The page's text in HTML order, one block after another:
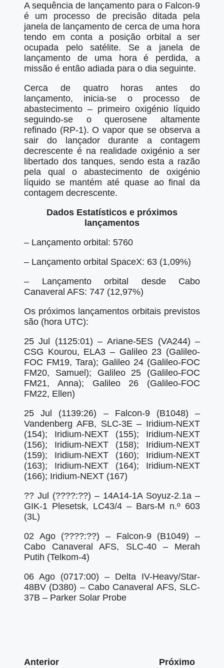
A sequência de lançamento para o Falcon-9
é um processo de precisão ditada pela
janela de lançamento de cerca de uma hora
tendo em conta a posição orbital a ser
ocupada pelo satélite. Se a janela de
lançamento de uma hora é perdida, a
missão é então adiada para o dia seguinte.
Cerca de quatro horas antes do
lançamento, inicia-se o processo de
abastecimento – primeiro oxigénio líquido
seguindo-se o querosene altamente
refinado (RP-1). O vapor que se observa a
sair do lançador durante a contagem
decrescente é na realidade oxigénio a ser
libertado dos tanques, sendo esta a razão
pela qual o abastecimento de oxigénio
líquido se mantém até quase ao final da
contagem decrescente.
Dados Estatísticos e próximos
lançamentos
– Lançamento orbital: 5760
– Lançamento orbital SpaceX: 63 (1,09%)
– Lançamento orbital desde Cabo
Canaveral AFS: 747 (12,97%)
Os próximos lançamentos orbitais previstos
são (hora UTC):
25 Jul (1125:01) – Ariane-5ES (VA244) –
CSG Kourou, ELA3 – Galileo 23 (Galileo-
FOC FM19, Tara); Galileo 24 (Galileo-FOC
FM20, Samuel); Galileo 25 (Galileo-FOC
FM21, Anna); Galileo 26 (Galileo-FOC
FM22, Ellen)
25 Jul (1139:26) – Falcon-9 (B1048) –
Vandenberg AFB, SLC-3E – Iridium-NEXT
(154); Iridium-NEXT (155); Iridium-NEXT
(156); Iridium-NEXT (158); Iridium-NEXT
(159); Iridium-NEXT (160); Iridium-NEXT
(163); Iridium-NEXT (164); Iridium-NEXT
(166); Iridium-NEXT (167)
?? Jul (????:??) – 14A14-1A Soyuz-2.1a –
GIK-1 Plesetsk, LC43/4 – Bars-M n.º 603
(3L)
02 Ago (????:??) – Falcon-9 (B1049) –
Cabo Canaveral AFS, SLC-40 – Merah
Putih (Telkom-4)
06 Ago (0717:00) – Delta IV-Heavy/Star-
48BV (D380) – Cabo Canaveral AFS, SLC-
37B – Parker Solar Probe
Anterior Próximo